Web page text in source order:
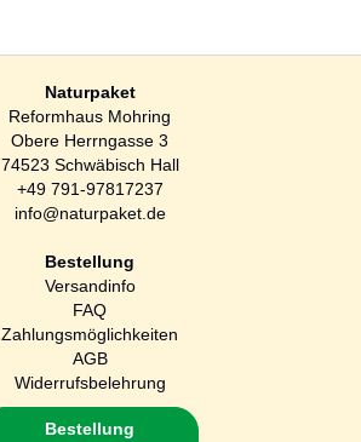
Naturpaket
Reformhaus Mohring
Obere Herrngasse 3
74523 Schwäbisch Hall
+49 791-97817237
info@naturpaket.de
Bestellung
Versandinfo
FAQ
Zahlungsmöglichkeiten
AGB
Widerrufsbelehrung
Bestellung